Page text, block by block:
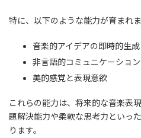
特に、以下のような能力が育まれま
音楽的アイデアの即時的生成
非言語的コミュニケーショ
美的感覚と表現意欲
これらの能力は、将来的な音楽表
題解決能力や柔軟な思考力といっ
ります。